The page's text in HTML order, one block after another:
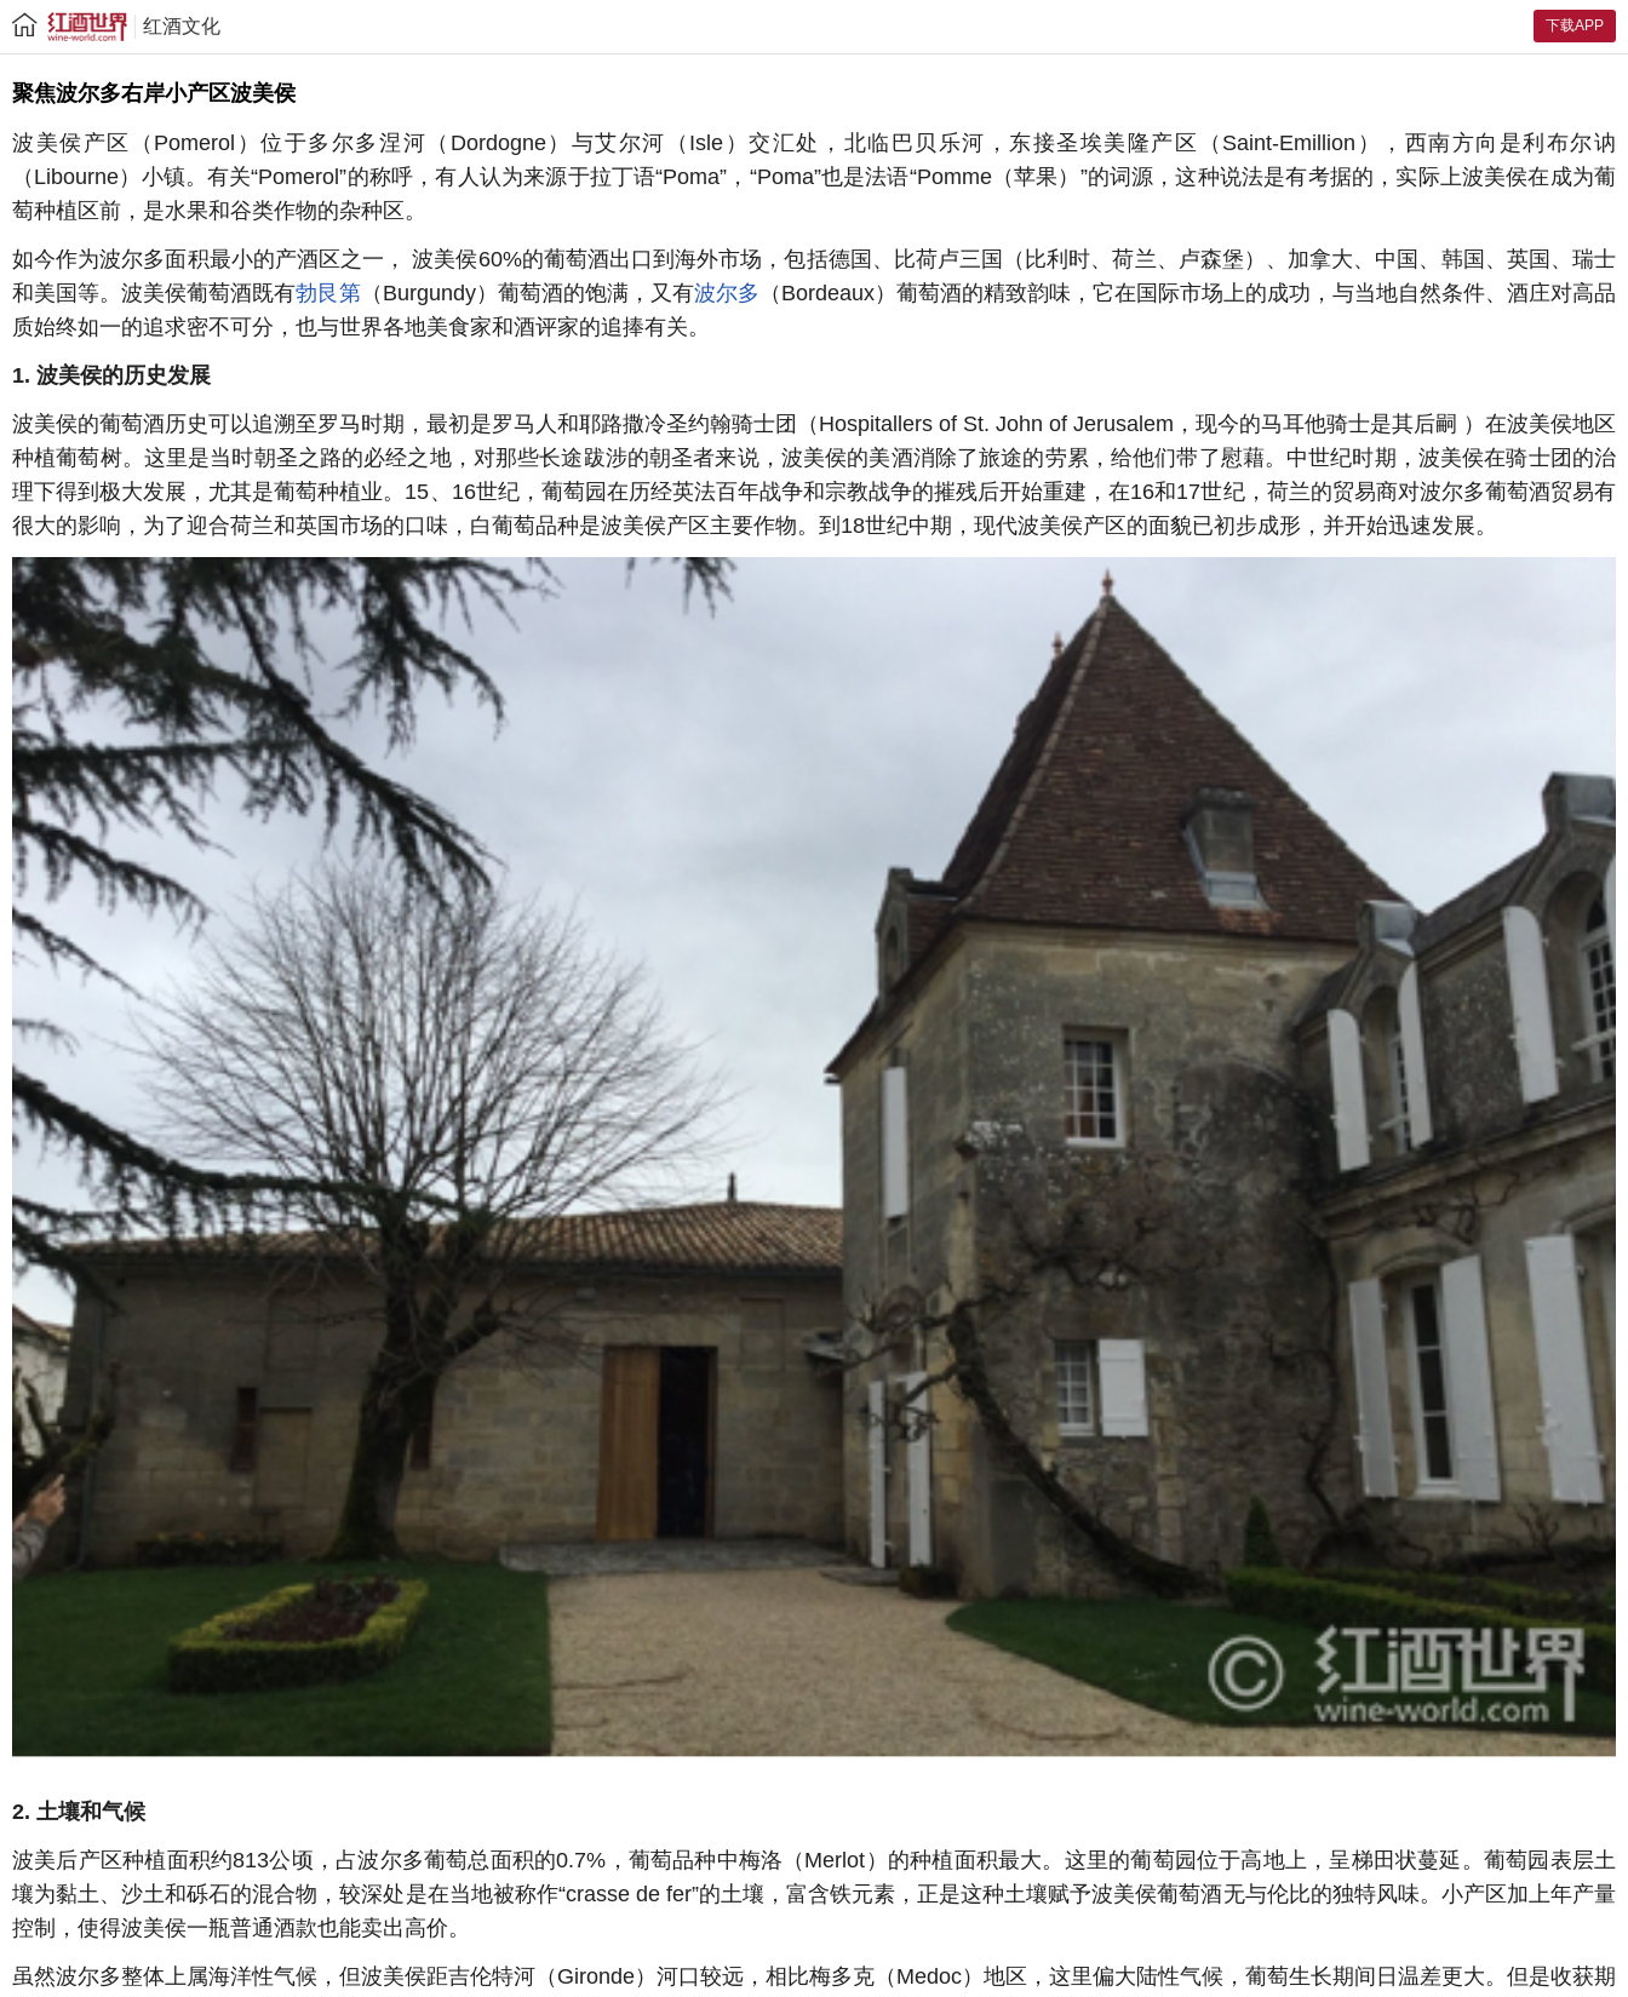
下载APP
红酒文化
聚焦波尔多右岸小产区波美侯
波美侯产区（Pomerol）位于多尔多涅河（Dordogne）与艾尔河（Isle）交汇处，北临巴贝乐河，东接圣埃美隆产区（Saint-Emillion），西南方向是利布尔讷
（Libourne）小镇。有关“Pomerol”的称呼，有人认为来源于拉丁语“Poma”，“Poma”也是法语“Pomme（苹果）”的词源，这种说法是有考据的，实际上波美侯在成为葡
萄种植区前，是水果和谷类作物的杂种区。
如今作为波尔多面积最小的产酒区之一， 波美侯60%的葡萄酒出口到海外市场，包括德国、比荷卢三国（比利时、荷兰、卢森堡）、加拿大、中国、韩国、英国、瑞士
和美国等。波美侯葡萄酒既有勃艮第 （Burgundy）葡萄酒的饱满，又有波尔多 （Bordeaux）葡萄酒的精致韵味，它在国际市场上的成功，与当地自然条件、酒庄对高品
质始终如一的追求密不可分，也与世界各地美食家和酒评家的追捧有关。
1. 波美侯的历史发展
波美侯的葡萄酒历史可以追溯至罗马时期，最初是罗马人和耶路撒冷圣约翰骑士团（Hospitallers of St. John of Jerusalem，现今的马耳他骑士是其后嗣 ）在波美侯地区
种植葡萄树。这里是当时朝圣之路的必经之地，对那些长途跋涉的朝圣者来说，波美侯的美酒消除了旅途的劳累，给他们带了慰藉。中世纪时期，波美侯在骑士团的治
理下得到极大发展，尤其是葡萄种植业。15、16世纪，葡萄园在历经英法百年战争和宗教战争的摧残后开始重建，在16和17世纪，荷兰的贸易商对波尔多葡萄酒贸易有
很大的影响，为了迎合荷兰和英国市场的口味，白葡萄品种是波美侯产区主要作物。到18世纪中期，现代波美侯产区的面貌已初步成形，并开始迅速发展。
2. 土壤和气候
波美后产区种植面积约813公顷，占波尔多葡萄总面积的0.7%，葡萄品种中梅洛（Merlot）的种植面积最大。这里的葡萄园位于高地上，呈梯田状蔓延。葡萄园表层土
壤为黏土、沙土和砾石的混合物，较深处是在当地被称作“crasse de fer”的土壤，富含铁元素，正是这种土壤赋予波美侯葡萄酒无与伦比的独特风味。小产区加上年产量
控制，使得波美侯一瓶普通酒款也能卖出高价。
虽然波尔多整体上属海洋性气候，但波美侯距吉伦特河（Gironde）河口较远，相比梅多克（Medoc）地区，这里偏大陆性气候，葡萄生长期间日温差更大。但是收获期